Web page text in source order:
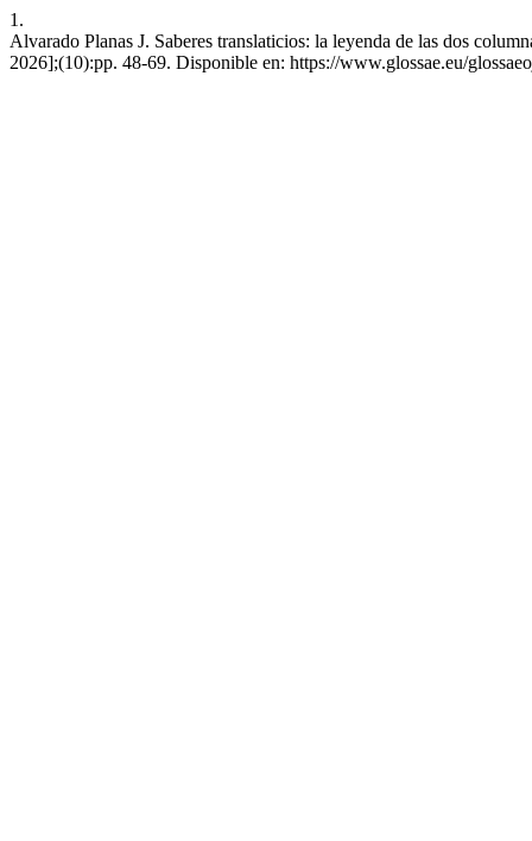
1.
Alvarado Planas J. Saberes translaticios: la leyenda de las dos
2026];(10):pp. 48-69. Disponible en: https://www.glossae.eu/